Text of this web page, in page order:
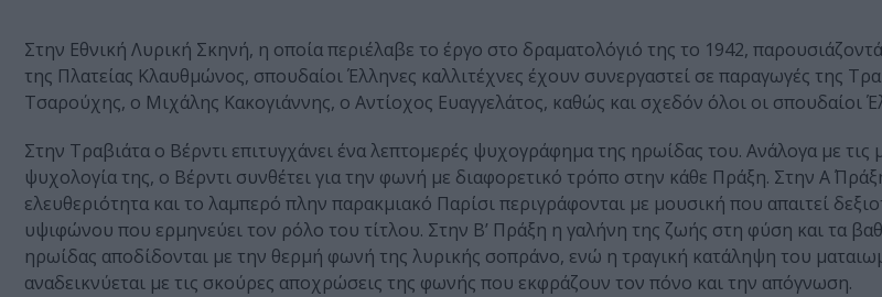
Στην Εθνική Λυρική Σκηνή, η οποία περιέλαβε το έργο στο δραματολόγιό της το 1942,
της Πλατείας Κλαυθμώνος, σπουδαίοι Έλληνες καλλιτέχνες έχουν συνεργαστεί σε παραγωγές της
Τσαρούχης, ο Μιχάλης Κακογιάννης, ο Αντίοχος Ευαγγελάτος, καθώς και σχεδόν όλοι οι σπουδαίοι
Στην Τραβιάτα ο Βέρντι επιτυγχάνει ένα λεπτομερές ψυχογράφημα της ηρωίδας του. Ανάλογα με τις
ψυχολογία της, ο Βέρντι συνθέτει για την φωνή με διαφορετικό τρόπο στην κάθε Πράξη. Στην Α΄
ελευθεριότητα και το λαμπερό πλην παρακμιακό Παρίσι περιγράφονται με μουσική που απαιτεί
υψιφώνου που ερμηνεύει τον ρόλο του τίτλου. Στην Β’ Πράξη η γαλήνη της ζωής στη φύση και τα
ηρωίδας αποδίδονται με την θερμή φωνή της λυρικής σοπράνο, ενώ η τραγική κατάληψη του
αναδεικνύεται με τις σκούρες αποχρώσεις της φωνής που εκφράζουν τον πόνο και την απόγνωση.